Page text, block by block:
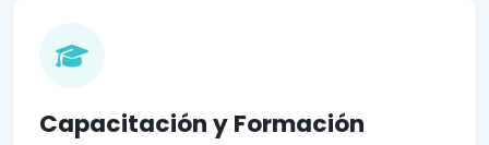
Capacitación y Formación